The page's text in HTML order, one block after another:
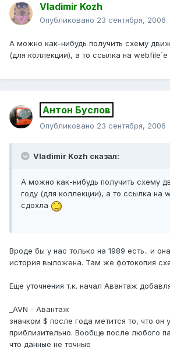
Vladimir Kozh
Опубликовано 23 сентября, 2006
А можно как-нибудь получить схему
(для коллекции), а то ссылка на
Антон Буслов
Опубликовано 23 сентября, 2006
Vladimir Kozh сказал:
А можно как-нибудь получить схему
году (для коллекции), а то ссылка на
сдохла
Вроде бы у нас только на 1989 есть.. и
история выложена. Там же фотокопия
Еще уточнения т.к. начал Авантаж
_AVN - Авантаж
значком $ после года метится то, что он
приблизительно. Вообще после любого
что данные не точные